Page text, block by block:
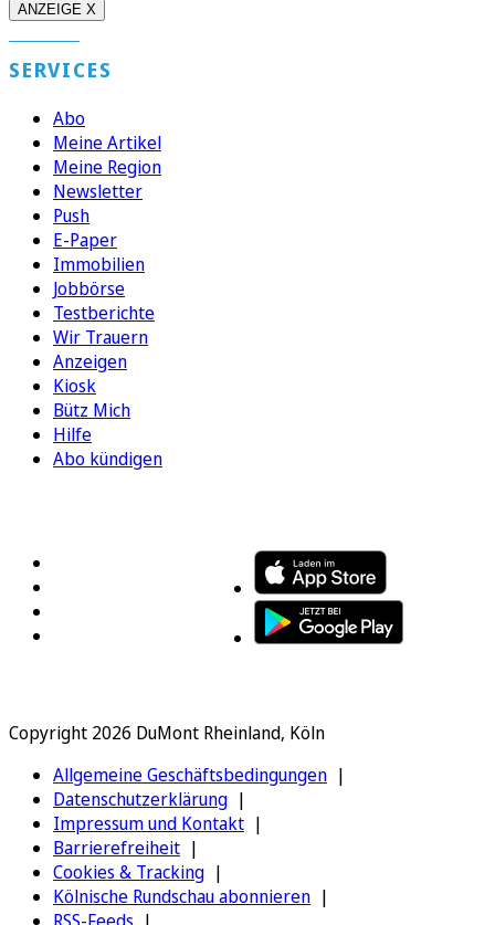
ANZEIGE X
SERVICES
Abo
Meine Artikel
Meine Region
Newsletter
Push
E-Paper
Immobilien
Jobbörse
Testberichte
Wir Trauern
Anzeigen
Kiosk
Bütz Mich
Hilfe
Abo kündigen
Copyright 2026 DuMont Rheinland, Köln
Allgemeine Geschäftsbedingungen
Datenschutzerklärung
Impressum und Kontakt
Barrierefreiheit
Cookies & Tracking
Kölnische Rundschau abonnieren